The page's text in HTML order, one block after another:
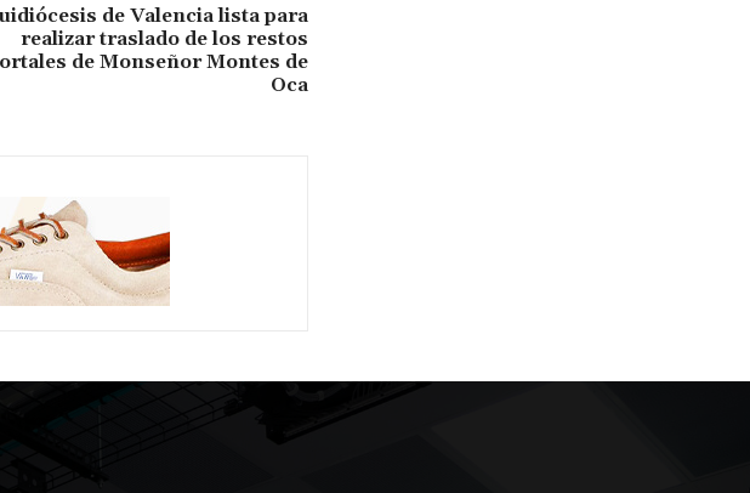
de Valencia lista para
realizar traslado de los restos
de Monseñor Montes de
Oca